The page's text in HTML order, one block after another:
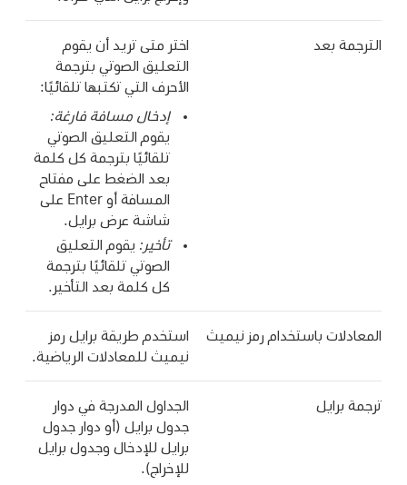
الترجمة بعد
اختر متى تريد أن يقوم
التعليق الصوتي بترجمة
الأحرف التي تكتبها تلقائيًا:
إدخال مسافة فارغة:
يقوم التعليق الصوتي
تلقائيًا بترجمة كل كلمة
بعد الضغط على مفتاح
المسافة أو Enter على
شاشة عرض برايل.
تأخير: يقوم التعليق
الصوتي تلقائيًا بترجمة
كل كلمة بعد التأخير.
المعادلات باستخدام رمز نيميث
استخدم طريقة برايل رمز
نيميث للمعادلات الرياضية.
ترجمة برايل
الجداول المدرجة في دوار
جدول برايل (أو دوار جدول
برايل للإدخال وجدول برايل
للإخراج).